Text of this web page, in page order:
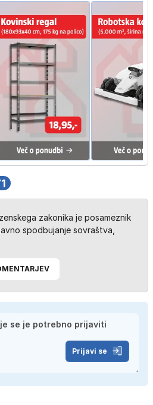
zakonika je posameznik
spodbujanje sovraštva,
Prijavi se